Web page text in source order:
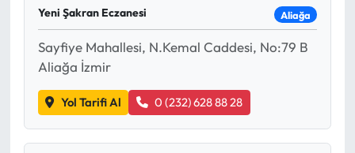
Yeni Şakran Eczanesi Aliağa
Sayfiye Mahallesi, N.Kemal Caddesi, No:79 B
Aliağa İzmir
Yol Tarifi Al 0 (232) 628 88 28